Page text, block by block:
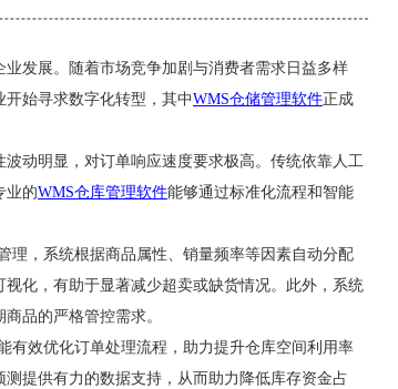
发展。随着市场竞争加剧与消费者需求日益多样
始寻求数字化转型，其中WMS仓储管理软件正成
动明显，对订单响应速度要求极高。传统依靠人工
业的WMS仓库管理软件能够通过标准化流程和智能
理，系统根据商品属性、销量频率等因素自动分配
化，有助于显著减少超卖或缺货情况。此外，系统
品的严格管控需求。
有效优化订单处理流程，助力提升仓库空间利用率
提供有力的数据支持，从而助力降低库存资金占